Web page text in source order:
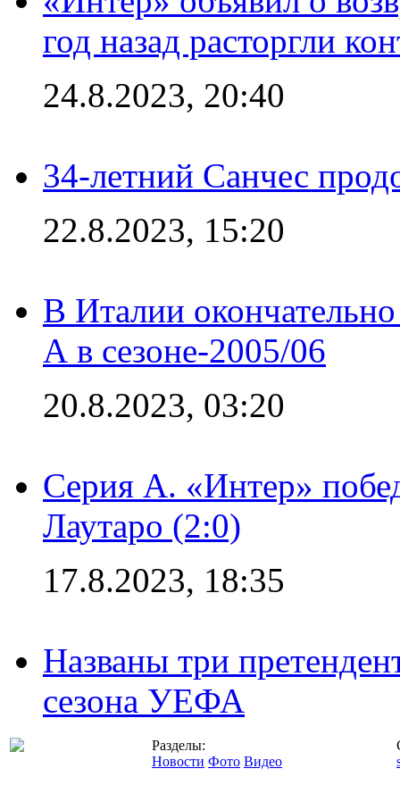
год назад расторгли
24.8.2023, 20:40
34-летний Санчес
22.8.2023, 15:20
В Италии
А в сезоне-2005/06
20.8.2023, 03:20
Серия А. «Интер»
Лаутаро (2:0)
17.8.2023, 18:35
Названы три
сезона УЕФА
Разделы:
Новости Фото Видео